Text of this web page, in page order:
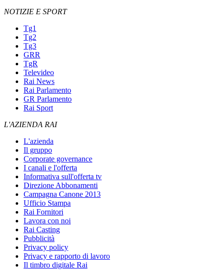
NOTIZIE E SPORT
Tg1
Tg2
Tg3
GRR
TgR
Televideo
Rai News
Rai Parlamento
GR Parlamento
Rai Sport
L'AZIENDA RAI
L'azienda
Il gruppo
Corporate governance
I canali e l'offerta
Informativa sull'offerta tv
Direzione Abbonamenti
Campagna Canone 2013
Ufficio Stampa
Rai Fornitori
Lavora con noi
Rai Casting
Pubblicità
Privacy policy
Privacy e rapporto di lavoro
Il timbro digitale Rai